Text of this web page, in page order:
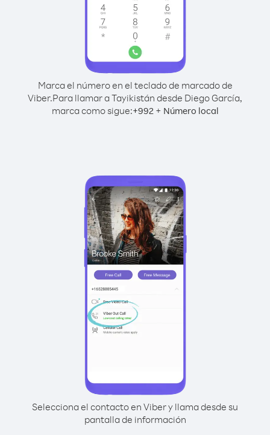
Marca el número en el teclado de marcado de
Viber.Para llamar a Tayikistán desde Diego García,
marca como sigue:+992+ Número local
Selecciona el contacto en Viber y llama desde su
pantalla de información